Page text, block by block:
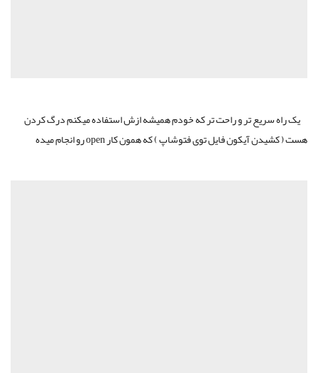
یک راه سریع تر و راحت تر که خودم همیشه ازش استفاده میکنم درگ کردن
هست ( کشیدن آیکون فایل توی فتوشاپ ) که همون کار open رو انجام میده